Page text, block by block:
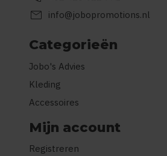
mail info@jobopromotions.nl
Categorieën
Jobo's Advies
Kleding
Accessoires
Mijn account
Registreren